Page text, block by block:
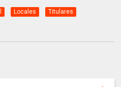
Locales Titulares